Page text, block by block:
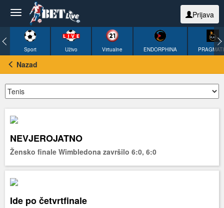
Prijava
Sport Uživo Virtualne ENDORPHINA
Nazad
NEVJEROJATNO
Žensko finale Wimbledona završilo 6:0, 6:0
Ide po četvrtfinale